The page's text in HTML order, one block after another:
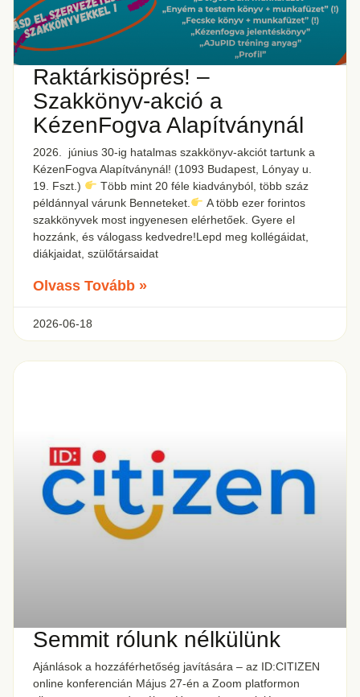
Raktárkisöprés! –
Szakkönyv-akció a
KézenFogva Alapítványnál
2026. június 30-ig hatalmas szakkönyv-akciót tartunk a
KézenFogva Alapítványnál! (1093 Budapest, Lónyay u.
19. Fszt.)
Több mint 20 féle kiadványból, több száz
példánnyal várunk Benneteket.
A több ezer forintos
szakkönyvek most ingyenesen elérhetőek. Gyere el
hozzánk, és válogass kedvedre!Lepd meg kollégáidat,
diákjaidat, szülőtársaidat
Olvass Tovább »
2026-06-18
Semmit rólunk nélkülünk
Ajánlások a hozzáférhetőség javítására – az ID:CITIZEN
online konferencián Május 27-én a Zoom platformon